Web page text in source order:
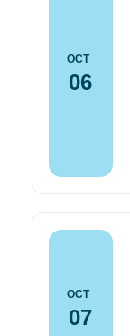
OCT
06
OCT
07